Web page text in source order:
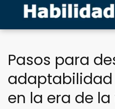
Pasos para
en la era de